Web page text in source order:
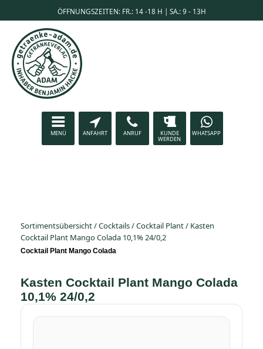
ÖFFNUNGSZEITEN: FR.: 14 -18 H | SA.: 9 - 13H
MENÜ ANFAHRT ANRUF KUNDE
WERDEN
WHATSAPP
Sortimentsübersicht/Cocktails/Cocktail Plant/ Kasten
Cocktail Plant Mango Colada 10,1% 24/0,2
Cocktail Plant Mango Colada
Kasten Cocktail Plant Mango Colada
10,1% 24/0,2